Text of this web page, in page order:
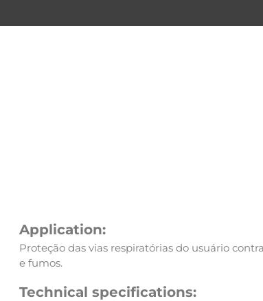
Application:
Proteção das vias respiratórias do usuário
e fumos.
Technical specifications: